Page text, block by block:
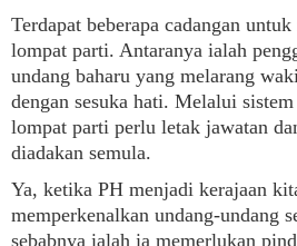
Terdapat beberapa cadangan
lompat parti. Antaranya ialah
undang baharu yang melarang
dengan sesuka hati. Melalui
lompat parti perlu letak jawatan
diadakan semula.
Ya, ketika PH menjadi kerajaan
memperkenalkan undang-undang
sebabnya ialah ia memerlukan